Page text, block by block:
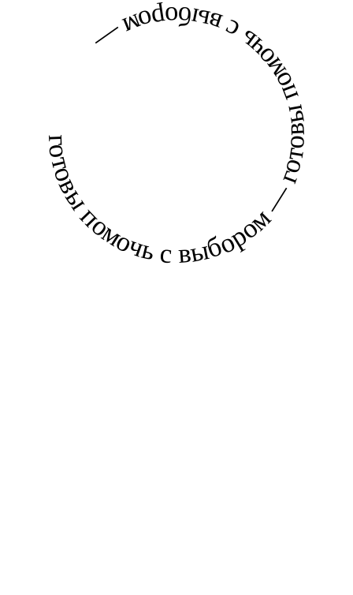
готовы помочь с выбором — готовы помочь с выбором —